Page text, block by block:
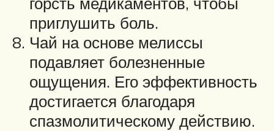
приглушить боль.
Чай на основе мелиссы
подавляет болезненные
ощущения. Его эффективность
достигается благодаря
спазмолитическому действию.